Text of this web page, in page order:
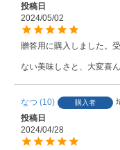
投稿日
2024/05/02
贈答用に購入しました。
ない美味しさと、大変喜
なつ 10 購入者
投稿日
2024/04/28